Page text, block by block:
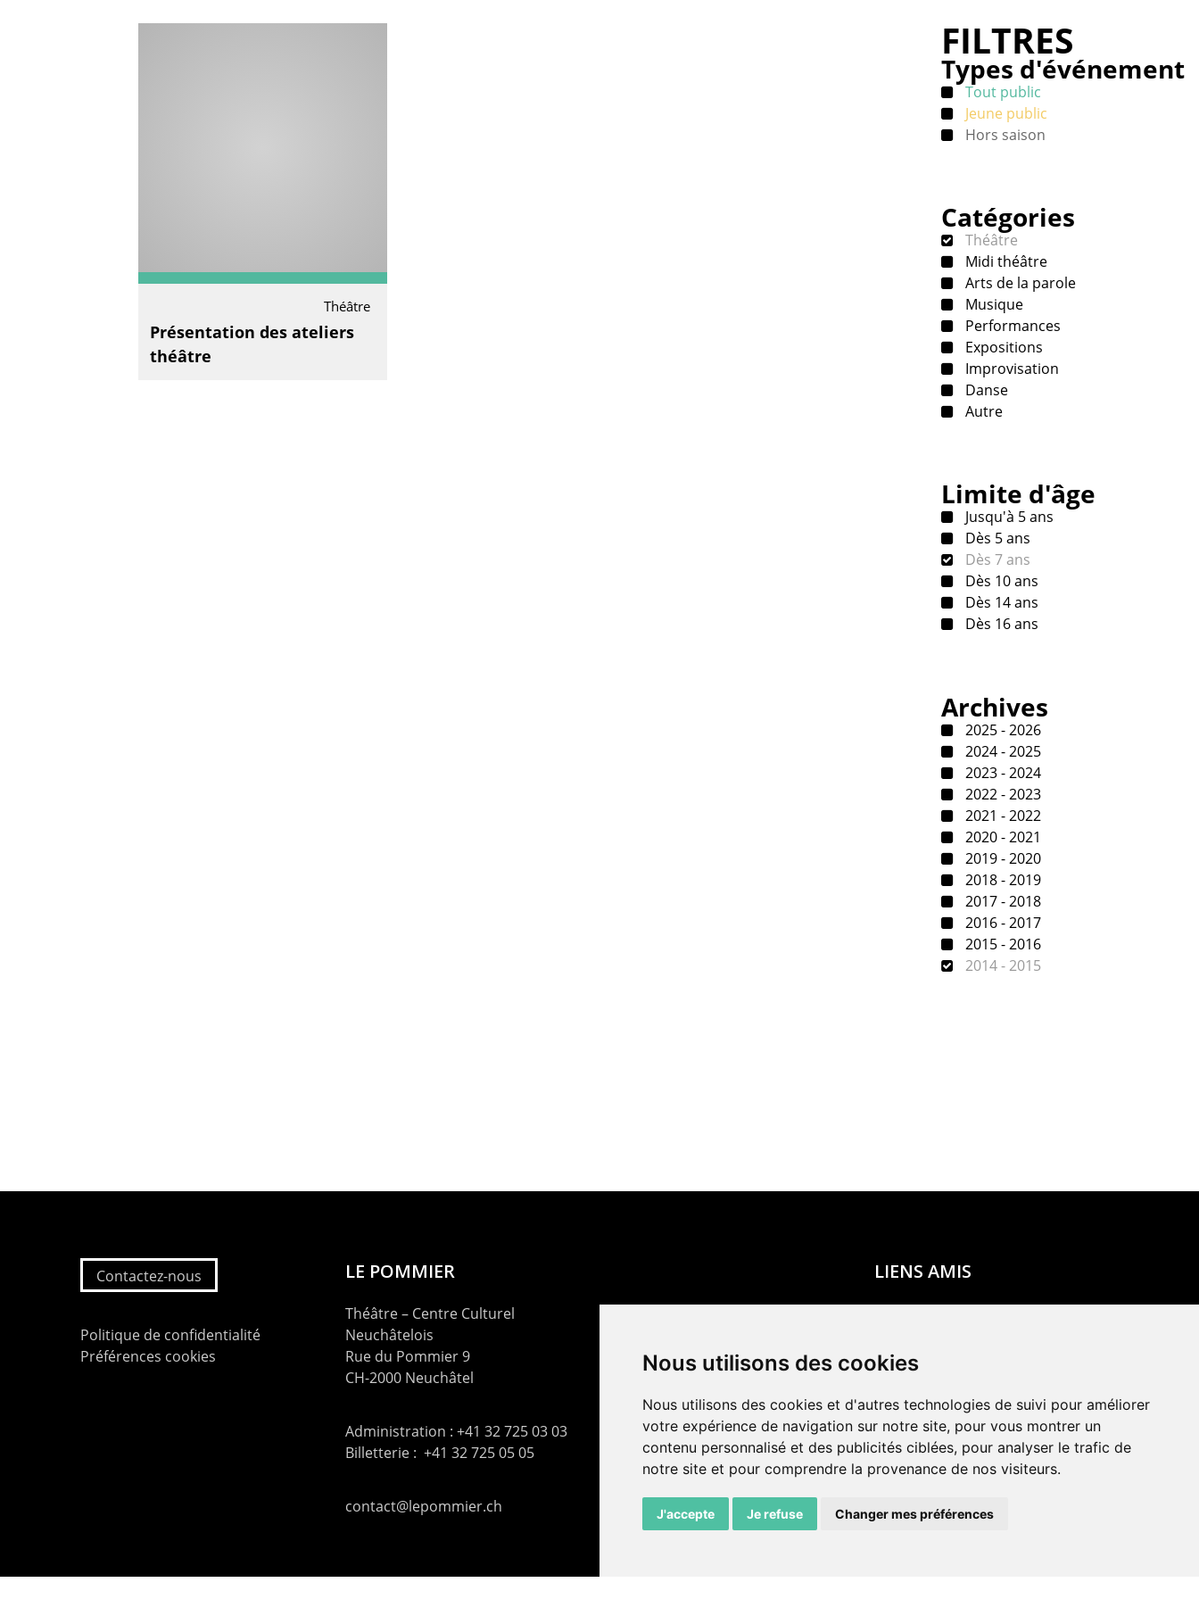
Nous utilisons des cookies
Nous utilisons des cookies et d'autres technologies de suivi pour améliorer
votre expérience de navigation sur notre site, pour vous montrer un
contenu personnalisé et des publicités ciblées, pour analyser le trafic de
notre site et pour comprendre la provenance de nos visiteurs.
J'accepte Je refuse Changer mes préférences
Théâtre
Présentation des ateliers
théâtre
FILTRES
Types d'événement
Tout public
Jeune public
Hors saison
Catégories
Théâtre
Midi théâtre
Arts de la parole
Musique
Performances
Expositions
Improvisation
Danse
Autre
Limite d'âge
Jusqu'à 5 ans
Dès 5 ans
Dès 7 ans
Dès 10 ans
Dès 14 ans
Dès 16 ans
Archives
2025 - 2026
2024 - 2025
2023 - 2024
2022 - 2023
2021 - 2022
2020 - 2021
2019 - 2020
2018 - 2019
2017 - 2018
2016 - 2017
2015 - 2016
2014 - 2015
Contactez-nous
Politique de confidentialité
Préférences cookies
LE POMMIER
Théâtre – Centre Culturel
Neuchâtelois
Rue du Pommier 9
CH-2000 Neuchâtel
Administration : +41 32 725 03 03
Billetterie : +41 32 725 05 05
contact@lepommier.ch
LIENS AMIS